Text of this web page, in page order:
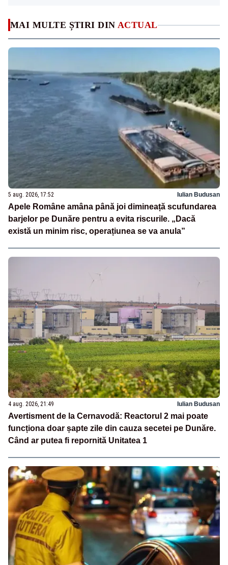
MAI MULTE ȘTIRI DIN ACTUAL
5 aug. 2026, 17:52 Iulian Budusan
Apele Române amâna până joi dimineață scufundarea
barjelor pe Dunăre pentru a evita riscurile. „Dacă
există un minim risc, operațiunea se va anula”
4 aug. 2026, 21:49 Iulian Budusan
Avertisment de la Cernavodă: Reactorul 2 mai poate
funcționa doar șapte zile din cauza secetei pe Dunăre.
Când ar putea fi repornită Unitatea 1